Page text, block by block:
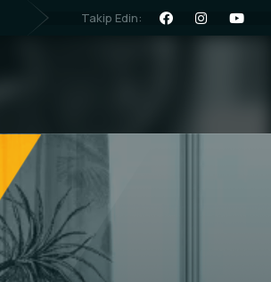
Takip Edin: